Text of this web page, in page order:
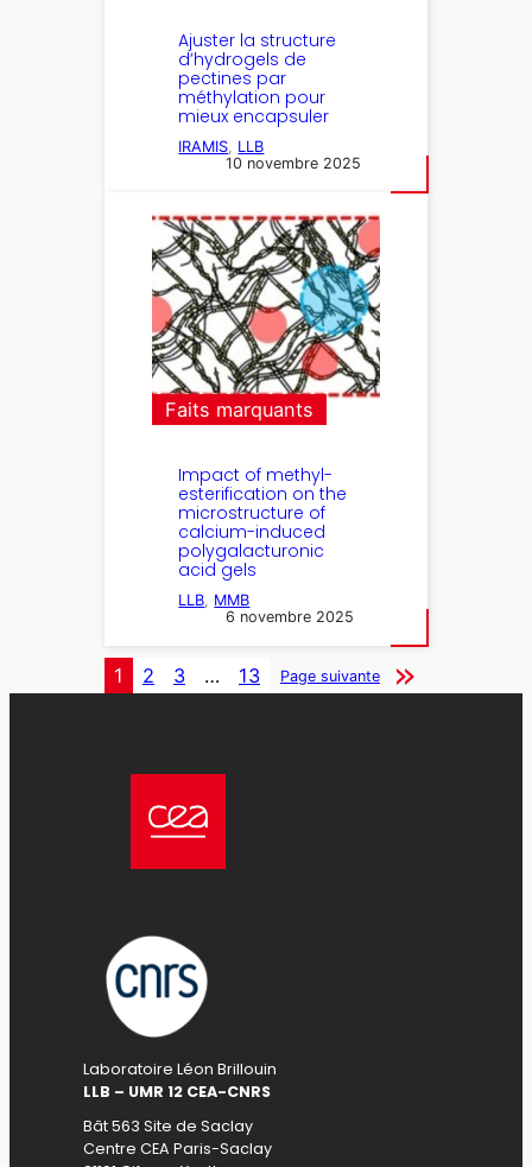
Ajuster la structure
d’hydrogels de
pectines par
méthylation pour
mieux encapsuler
IRAMIS, LLB
10 novembre 2025
Faits marquants
Impact of methyl-
esterification on the
microstructure of
calcium-induced
polygalacturonic
acid gels
LLB, MMB
6 novembre 2025
1 2 3 … 13 Page suivante
Laboratoire Léon Brillouin
LLB – UMR 12 CEA-CNRS
Bât 563 Site de Saclay
Centre CEA Paris-Saclay